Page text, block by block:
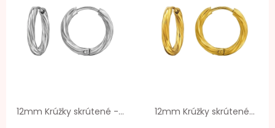
12mm Krúžky skrútené -... 12mm Krúžky skrútené...